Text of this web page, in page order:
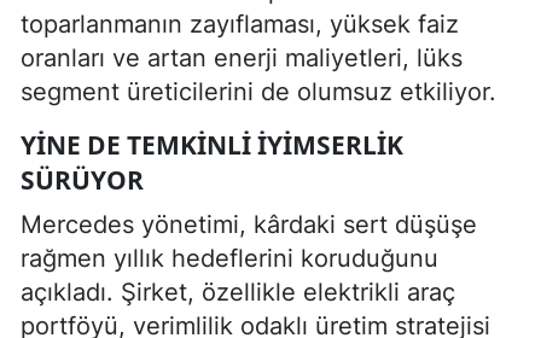
toparlanmanın zayıflaması, yüksek faiz
oranları ve artan enerji maliyetleri, lüks
segment üreticilerini de olumsuz etkiliyor.
YINE DE TEMKINLI IYIMSERLIK
SÜRÜYOR
Mercedes yönetimi, kârdaki sert düşüşe
rağmen yıllık hedeflerini koruduğunu
açıkladı. Şirket, özellikle elektrikli araç
portföyü, verimlilik odaklı üretim stratejisi